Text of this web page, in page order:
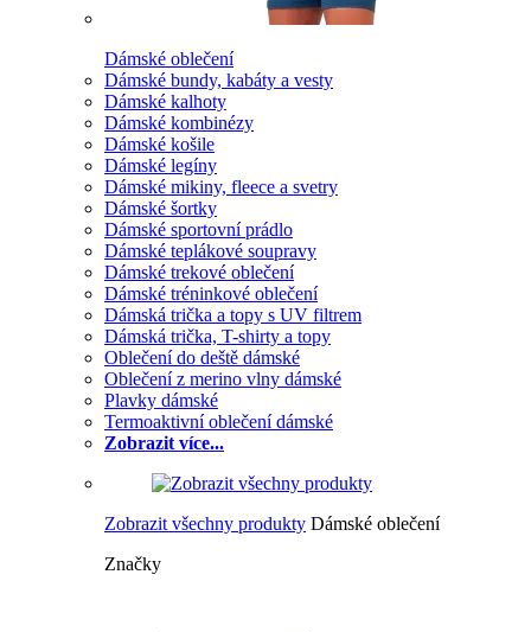
Dámské oblečení
Dámské bundy, kabáty a vesty
Dámské kalhoty
Dámské kombinézy
Dámské košile
Dámské legíny
Dámské mikiny, fleece a svetry
Dámské šortky
Dámské sportovní prádlo
Dámské teplákové soupravy
Dámské trekové oblečení
Dámské tréninkové oblečení
Dámská trička a topy s UV filtrem
Dámská trička, T-shirty a topy
Oblečení do deště dámské
Oblečení z merino vlny dámské
Plavky dámské
Termoaktivní oblečení dámské
Zobrazit více...
Zobrazit všechny produkty Dámské oblečení
Značky